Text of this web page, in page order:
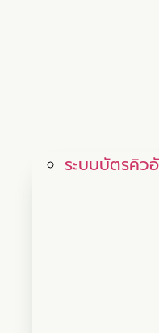
ระบบบัตรคิว